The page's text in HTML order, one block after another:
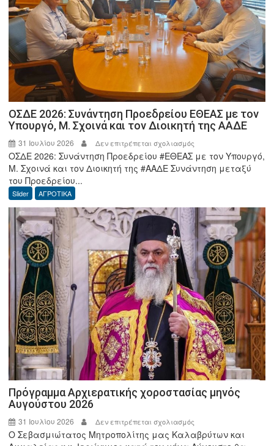
σε
προστατεύει.
ΟΣΔΕ 2026: Συνάντηση Προεδρείου ΕΘΕΑΣ με τον
Υπουργό, Μ. Σχοινά και τον Διοικητή της ΑΑΔΕ
31 Ιουλίου 2026 Δεν επιτρέπεται σχολιασμός
ΟΣΔΕ
2026:
ΕΘΕΑΣ
με
τον
Υπουργό,
Μ.
Σχοινά
και
τον
Διοικητή
της
ΑΑΔΕ
ΟΣΔΕ 2026: Συνάντηση Προεδρείου #ΕΘΕΑΣ με τον Υπουργό,
Μ. Σχοινά και τον Διοικητή της #ΑΑΔΕ Συνάντηση μεταξύ
του Προεδρείου...
Slider ΑΓΡΟΤΙΚΑ
Πρόγραμμα Αρχιερατικής χοροστασίας μηνός
Αυγούστου 2026
31 Ιουλίου 2026 Δεν επιτρέπεται σχολιασμός
Πρόγραμμα
Ο Σεβασμιώτατος Μητροπολίτης μας Καλαβρύτων και